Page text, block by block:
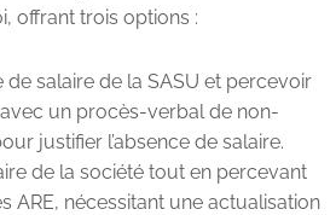
offrant trois options :
de salaire de la SASU et percevoir
avec un procès-verbal de non-
justifier l’absence de salaire.
de la société tout en percevant
ARE, nécessitant une actualisation